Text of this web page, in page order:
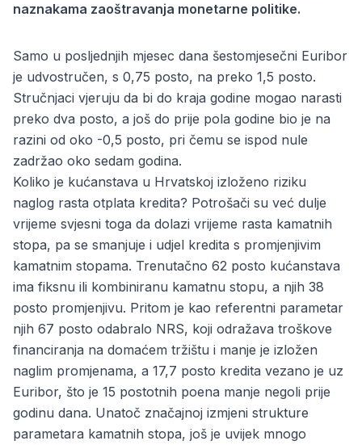
naznakama zaoštravanja monetarne politike.
Samo u posljednjih mjesec dana šestomjesečni Euribor
je udvostručen, s 0,75 posto, na preko 1,5 posto.
Stručnjaci vjeruju da bi do kraja godine mogao narasti
preko dva posto, a još do prije pola godine bio je na
razini od oko -0,5 posto, pri čemu se ispod nule
zadržao oko sedam godina.
Koliko je kućanstava u Hrvatskoj izloženo riziku
naglog rasta otplata kredita? Potrošači su već dulje
vrijeme svjesni toga da dolazi vrijeme rasta kamatnih
stopa, pa se smanjuje i udjel kredita s promjenjivim
kamatnim stopama. Trenutačno 62 posto kućanstava
ima fiksnu ili kombiniranu kamatnu stopu, a njih 38
posto promjenjivu. Pritom je kao referentni parametar
njih 67 posto odabralo NRS, koji odražava troškove
financiranja na domaćem tržištu i manje je izložen
naglim promjenama, a 17,7 posto kredita vezano je uz
Euribor, što je 15 postotnih poena manje negoli prije
godinu dana. Unatoč značajnoj izmjeni strukture
parametara kamatnih stopa, još je uvijek mnogo